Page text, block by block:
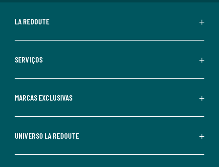
LA REDOUTE
SERVIÇOS
MARCAS EXCLUSIVAS
UNIVERSO LA REDOUTE